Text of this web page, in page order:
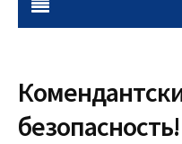
безопасность!